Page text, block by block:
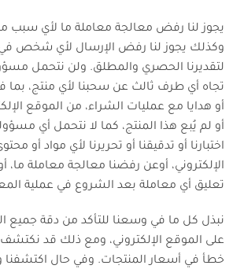
يجوز لنا رفض معالجة معاملة ما لأي سبب
وكذلك يجوز لنا رفض الإرسال لأي شخص
لتقديرنا الحصري والمطلق. ولن نتحمل
تجاه أي طرف ثالث عن سحبنا لأي منتج، بما
أو هدايا مع عمليات الشراء، من الموقع
أو لم يُبع هذا المنتج، كما لا نتحمل أي
اختبارنا أو تدقيقنا أو تحريرنا لأي مواد أو
الإلكتروني، أوعن رفضنا معالجة معاملة ما،
تعليق أي معاملة بعد الشروع في عملية
نبذل كل ما في وسعنا للتأكد من دقة جميع
على الموقع الإلكتروني، ومع ذلك قد
خطأ في أسعار المنتجات. وفي حال